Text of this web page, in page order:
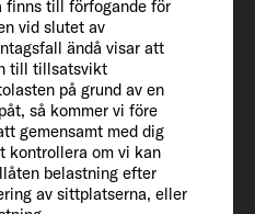
finns till förfogande för
vid slutet av
ändå visar att
till tillsatsvikt
på grund av en
så kommer vi före
gemensamt med dig
kontrollera om vi kan
belastning efter
av sittplatserna, eller
vikter för